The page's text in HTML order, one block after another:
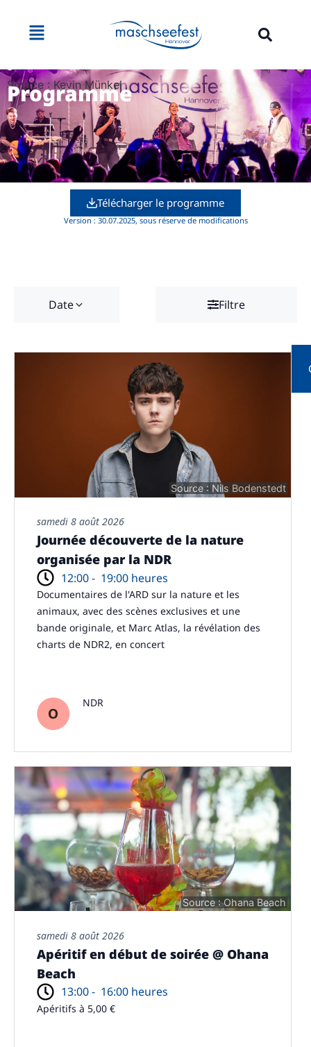
Source : Kevin Münkel
Programme
Télécharger le programme
Version : 30.07.2025, sous réserve de modifications
Date Filtre
Source : Nils Bodenstedt
samedi 8 août 2026
Journée découverte de la nature
organisée par la NDR
12:00 - 19:00 heures
Documentaires de l'ARD sur la nature et les
animaux, avec des scènes exclusives et une
bande originale, et Marc Atlas, la révélation des
charts de NDR2, en concert
NDR
Source : Ohana Beach
samedi 8 août 2026
Apéritif en début de soirée @ Ohana
Beach
13:00 - 16:00 heures
Apéritifs à 5,00 €